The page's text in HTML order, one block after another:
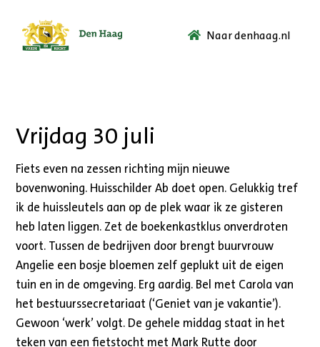
Ga
Naar denhaag.nl
Vrijdag 30 juli
Fiets even na zessen richting mijn nieuwe
bovenwoning. Huisschilder Ab doet open. Gelukkig tref
ik de huissleutels aan op de plek waar ik ze gisteren
heb laten liggen. Zet de boekenkastklus onverdroten
voort. Tussen de bedrijven door brengt buurvrouw
Angelie een bosje bloemen zelf geplukt uit de eigen
tuin en in de omgeving. Erg aardig. Bel met Carola van
het bestuurssecretariaat (‘Geniet van je vakantie’).
Gewoon ‘werk’ volgt. De gehele middag staat in het
teken van een fietstocht met Mark Rutte door